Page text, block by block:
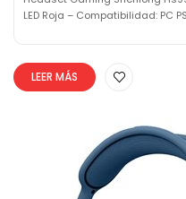
LED Roja – Compatibilidad: PC
LEER MÁS